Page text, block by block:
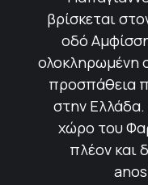
βρίσκεται
οδό
ολοκληρωμένη
προσπάθεια
στην Ελλάδα.
χώρο του
πλέον και